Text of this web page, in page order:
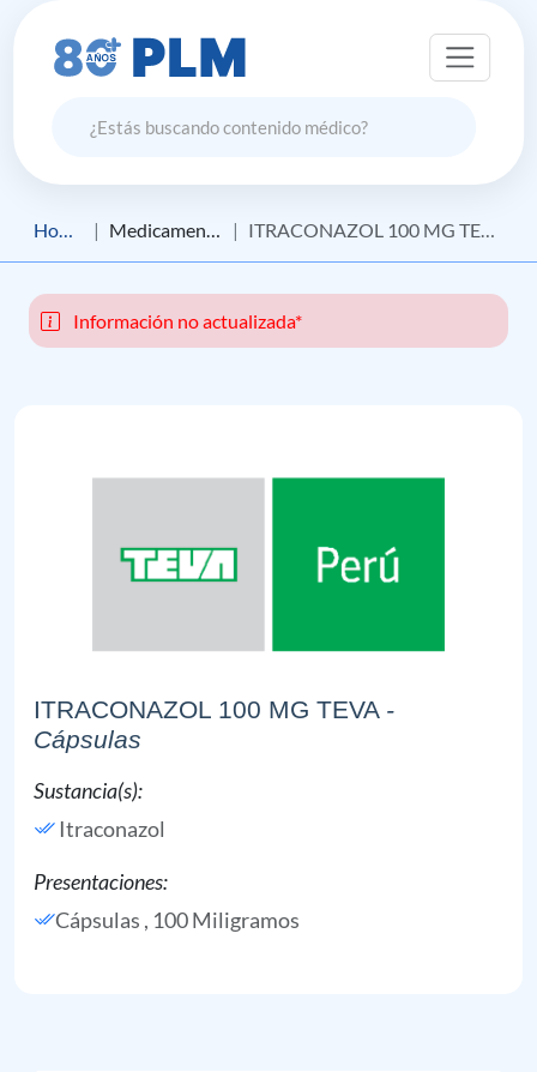
Home Medicamento ITRACONAZOL 100 MG TEVA
Información no actualizada*
ITRACONAZOL 100 MG TEVA -
Cápsulas
Sustancia(s):
Itraconazol
Presentaciones:
Cápsulas , 100 Miligramos